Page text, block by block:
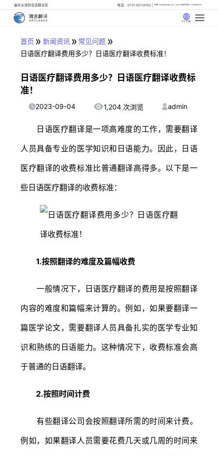
遍布全球的母语翻译官 电话：0731-85114762 邮箱: info@artlangs.com 24小时翻译管家: 18142666316
中文 (中国)
首页 » 新闻资讯» 常见问题 »
日语医疗翻译费用多少？日语医疗翻译收费标准！
日语医疗翻译费用多少？日语医疗翻译收费标
准！
2023-09-04 1,204 次浏览 admin
日语医疗翻译是一项高难度的工作，需要翻译
人员具备专业的医学知识和日语能力。因此，日语
医疗翻译的收费标准比普通翻译高得多。以下是一
些日语医疗翻译的收费标准：
1.按照翻译的难度及篇幅收费
一般情况下，日语医疗翻译的费用是按照翻译
内容的难度和篇幅来计算的。例如，如果要翻译一
篇医学论文，需要翻译人员具备扎实的医学专业知
识和熟练的日语能力。这种情况下，收费标准会高
于普通的日语翻译。
2.按照时间计费
有些翻译公司会按照翻译所需的时间来计费。
例如，如果翻译人员需要花费几天或几周的时间来